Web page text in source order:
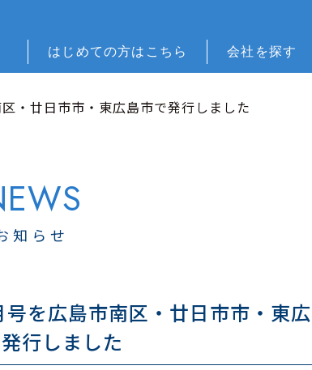
はじめての方はこちら 会社を探す
・廿日市市・東広島市で発行しました
知らせ
を広島市南区・廿日市市・東広
行しました